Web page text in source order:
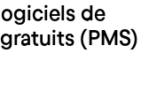
de
(PMS)